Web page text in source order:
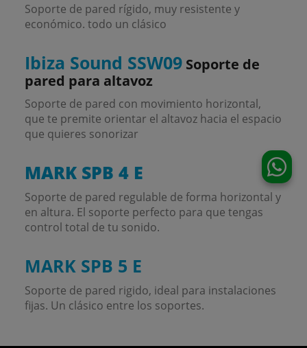
Soporte de pared rígido, muy resistente y
económico. todo un clásico
Ibiza Sound SSW09 Soporte de
pared para altavoz
Soporte de pared con movimiento horizontal,
que te premite orientar el altavoz hacia el espacio
que quieres sonorizar
MARK SPB 4 E
Soporte de pared regulable de forma horizontal y
en altura. El soporte perfecto para que tengas
control total de tu sonido.
MARK SPB 5 E
Soporte de pared rigido, ideal para instalaciones
fijas. Un clásico entre los soportes.